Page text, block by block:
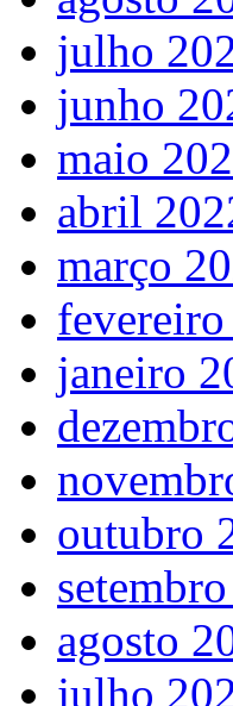
julho
junho
maio
abril
março
janeiro
outubro
agosto
julho